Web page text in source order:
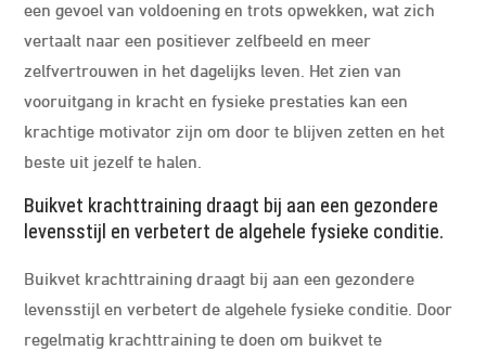
een gevoel van voldoening en trots opwekken, wat zich
vertaalt naar een positiever zelfbeeld en meer
zelfvertrouwen in het dagelijks leven. Het zien van
vooruitgang in kracht en fysieke prestaties kan een
krachtige motivator zijn om door te blijven zetten en het
beste uit jezelf te halen.
Buikvet krachttraining draagt bij aan een gezondere
levensstijl en verbetert de algehele fysieke conditie.
Buikvet krachttraining draagt bij aan een gezondere
levensstijl en verbetert de algehele fysieke conditie. Door
regelmatig krachttraining te doen om buikvet te